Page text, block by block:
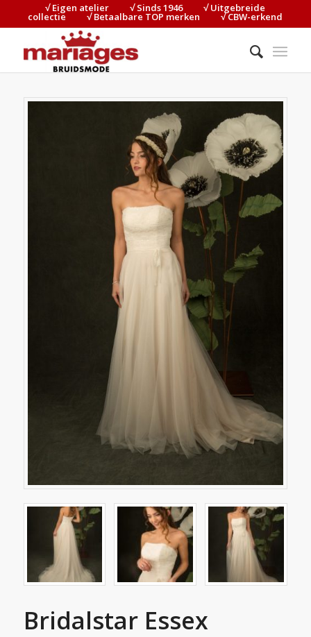
√ Eigen atelier⠀⠀⠀√ Sinds 1946⠀⠀⠀√ Uitgebreide
collectie⠀⠀⠀√ Betaalbare TOP merken⠀⠀⠀√ CBW-erkend
Bridalstar Essex